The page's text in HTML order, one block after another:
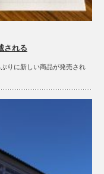
される
りに新しい商品が発売され